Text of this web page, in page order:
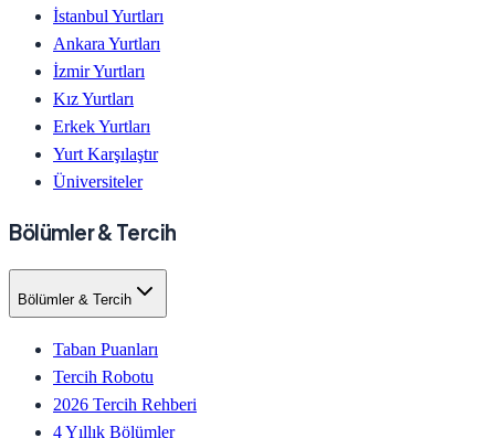
İstanbul Yurtları
Ankara Yurtları
İzmir Yurtları
Kız Yurtları
Erkek Yurtları
Yurt Karşılaştır
Üniversiteler
Bölümler & Tercih
Bölümler & Tercih
Taban Puanları
Tercih Robotu
2026 Tercih Rehberi
4 Yıllık Bölümler